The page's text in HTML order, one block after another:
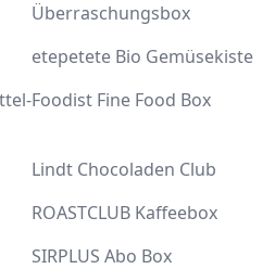
Überraschungsbox
etepetete Bio Gemüsekiste
Foodist Fine Food Box
Lindt Chocoladen Club
ROASTCLUB Kaffeebox
SIRPLUS Abo Box